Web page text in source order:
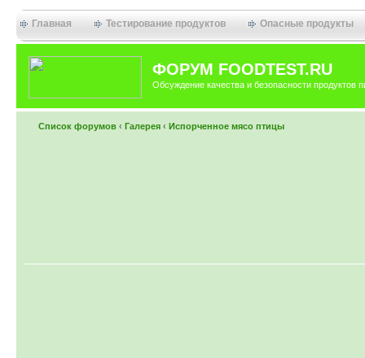
Главная Тестирование продуктов Опасные продукты
ФОРУМ FOODTEST.RU
Обсуждение качества и безопасности продуктов
Список форумов ‹ Галерея ‹ Испорченное мясо птицы